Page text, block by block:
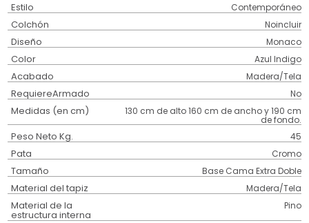
Estilo Contemporáneo
Colchón Noincluir
Diseño Monaco
Color Azul Indigo
Acabado Madera/Tela
RequiereArmado No
Medidas (en cm) 130 cm de alto 160 cm de ancho y 190 cm
de fondo.
Peso Neto Kg. 45
Pata Cromo
Tamaño Base Cama Extra Doble
Material del tapiz Madera/Tela
Material de la
estructura interna
Pino